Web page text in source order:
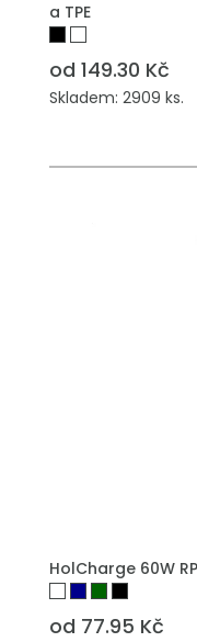
a TPE
od 149.30 Kč
Skladem: 2909 ks.
HolCharge 60W
od 77.95 Kč